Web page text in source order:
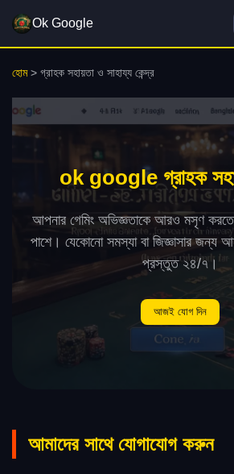
Ok Google
হোম> গ্রাহক সহায়তা ও সাহায্য কেন্দ্র
ok google গ্রাহক
আপনার গেমিং অভিজ্ঞতাকে আরও মসৃণ
পাশে। যেকোনো সমস্যা বা জিজ্ঞাসার জন্য
প্রস্তুত ২৪/৭।
আজই যোগ দিন
আমাদের সাথে যোগাযোগ করুন